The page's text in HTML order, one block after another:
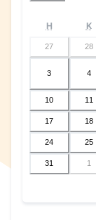
H K
27 28
3 4
10 11
17 18
24 25
31 1